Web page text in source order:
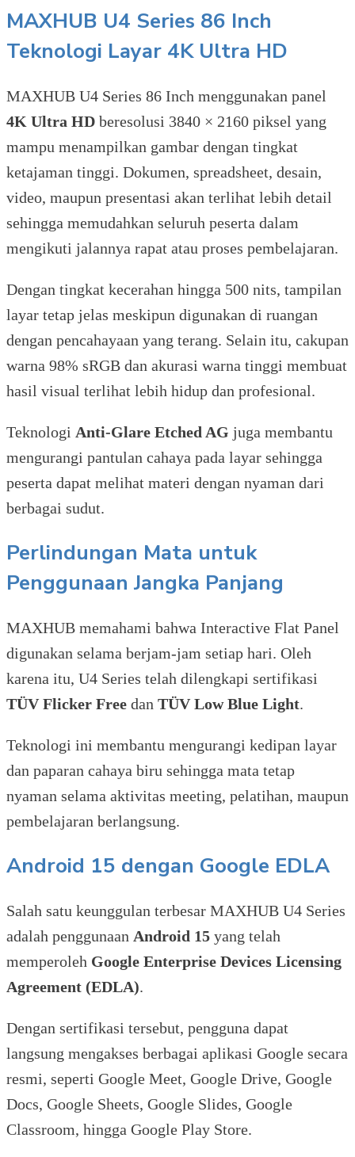
MAXHUB U4 Series 86 Inch
Teknologi Layar 4K Ultra HD
MAXHUB U4 Series 86 Inch menggunakan panel
4K Ultra HD beresolusi 3840 × 2160 piksel yang
mampu menampilkan gambar dengan tingkat
ketajaman tinggi. Dokumen, spreadsheet, desain,
video, maupun presentasi akan terlihat lebih detail
sehingga memudahkan seluruh peserta dalam
mengikuti jalannya rapat atau proses pembelajaran.
Dengan tingkat kecerahan hingga 500 nits, tampilan
layar tetap jelas meskipun digunakan di ruangan
dengan pencahayaan yang terang. Selain itu, cakupan
warna 98% sRGB dan akurasi warna tinggi membuat
hasil visual terlihat lebih hidup dan profesional.
Teknologi Anti-Glare Etched AG juga membantu
mengurangi pantulan cahaya pada layar sehingga
peserta dapat melihat materi dengan nyaman dari
berbagai sudut.
Perlindungan Mata untuk
Penggunaan Jangka Panjang
MAXHUB memahami bahwa Interactive Flat Panel
digunakan selama berjam-jam setiap hari. Oleh
karena itu, U4 Series telah dilengkapi sertifikasi
TÜV Flicker Free dan TÜV Low Blue Light.
Teknologi ini membantu mengurangi kedipan layar
dan paparan cahaya biru sehingga mata tetap
nyaman selama aktivitas meeting, pelatihan, maupun
pembelajaran berlangsung.
Android 15 dengan Google EDLA
Salah satu keunggulan terbesar MAXHUB U4 Series
adalah penggunaan Android 15 yang telah
memperoleh Google Enterprise Devices Licensing
Agreement (EDLA).
Dengan sertifikasi tersebut, pengguna dapat
langsung mengakses berbagai aplikasi Google secara
resmi, seperti Google Meet, Google Drive, Google
Docs, Google Sheets, Google Slides, Google
Classroom, hingga Google Play Store.